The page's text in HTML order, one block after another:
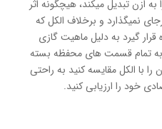
ازن تبدیل میکند، هیچگونه اثر
نمیگذارد و برخلاف الکل که
گیرد به دلیل ماهیت گازی
به تمام قسمت های محفظه بسته
را با الکل مقایسه کنید به راحتی
خود را ارزیابی کنید.